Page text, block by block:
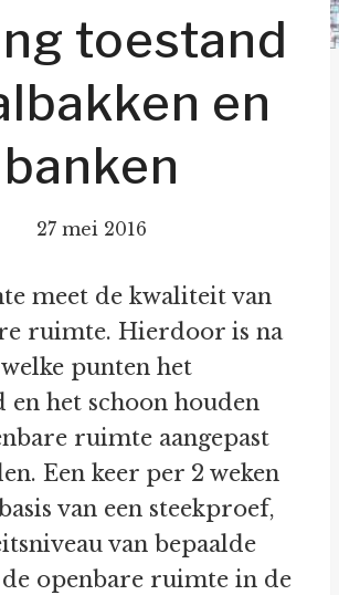
toestand
en
banken
27 mei 2016
meet de kwaliteit van
ruimte. Hierdoor is na
punten het
en het schoon houden
ruimte aangepast
Een keer per 2 weken
van een steekproef,
van bepaalde
openbare ruimte in de